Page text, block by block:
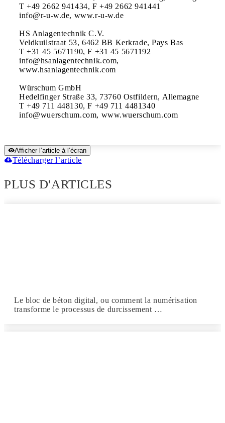
T +49 2662 941434, F +49 2662 941441
info@r-u-w.de, www.r-u-w.de
HS Anlagentechnik C.V.
Veldkuilstraat 53, 6462 BB Kerkrade, Pays Bas
T +31 45 5671190, F +31 45 5671192
info@hsanlagentechnik.com,
www.hsanlagentechnik.com
Würschum GmbH
Hedelfinger Straße 33, 73760 Ostfildern, Allemagne
T +49 711 448130, F +49 711 4481340
info@wuerschum.com, www.wuerschum.com
Afficher l’article à l’écran
Télécharger l’article
PLUS D'ARTICLES
Le bloc de béton digital, ou comment la numérisation
transforme le processus de durcissement …